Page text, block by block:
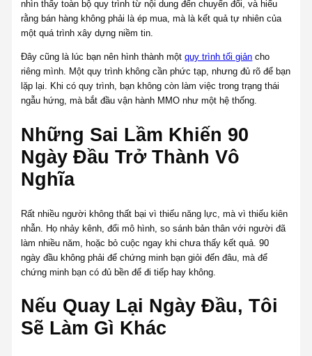
nhìn thấy toàn bộ quy trình từ nội dung đến chuyển đổi, và hiểu
rằng bán hàng không phải là ép mua, mà là kết quả tự nhiên của
một quá trình xây dựng niềm tin.
Đây cũng là lúc bạn nên hình thành mộtquy trình tối giản cho
riêng mình. Một quy trình không cần phức tạp, nhưng đủ rõ để bạn
lặp lại. Khi có quy trình, bạn không còn làm việc trong trạng thái
ngẫu hứng, mà bắt đầu vận hành MMO như một hệ thống.
Những Sai Lầm Khiến 90
Ngày Đầu Trở Thành Vô
Nghĩa
Rất nhiều người không thất bại vì thiếu năng lực, mà vì thiếu kiên
nhẫn. Họ nhảy kênh, đổi mô hình, so sánh bản thân với người đã
làm nhiều năm, hoặc bỏ cuộc ngay khi chưa thấy kết quả. 90
ngày đầu không phải để chứng minh bạn giỏi đến đâu, mà để
chứng minh bạn có đủ bền để đi tiếp hay không.
Nếu Quay Lại Ngày Đầu, Tôi
Sẽ Làm Gì Khác